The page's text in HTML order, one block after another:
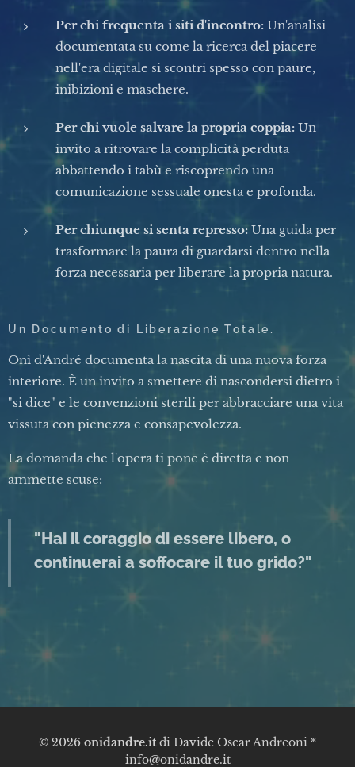
Per chi frequenta i siti d'incontro: Un'analisi
documentata su come la ricerca del piacere
nell'era digitale si scontri spesso con paure,
inibizioni e maschere.
Per chi vuole salvare la propria coppia: Un
invito a ritrovare la complicità perduta
abbattendo i tabù e riscoprendo una
comunicazione sessuale onesta e profonda.
Per chiunque si senta represso: Una guida per
trasformare la paura di guardarsi dentro nella
forza necessaria per liberare la propria natura.
Un Documento di Liberazione Totale.
Onì d'André documenta la nascita di una nuova forza
interiore. È un invito a smettere di nascondersi dietro i
"si dice" e le convenzioni sterili per abbracciare una vita
vissuta con pienezza e consapevolezza.
La domanda che l'opera ti pone è diretta e non
ammette scuse:
"Hai il coraggio di essere libero, o
continuerai a soffocare il tuo grido?"
© 2026 onidandre.it di Davide Oscar Andreoni *
info@onidandre.it